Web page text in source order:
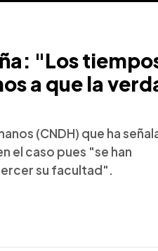
"Los
a que la
(CNDH) que ha
el caso pues "se han
su facultad".